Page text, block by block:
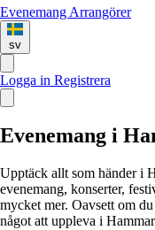
Evenemang Arrangörer
sv
Logga in Registrera
Evenemang i
Upptäck allt som händer i
evenemang, konserter,
mycket mer. Oavsett om
något att uppleva i